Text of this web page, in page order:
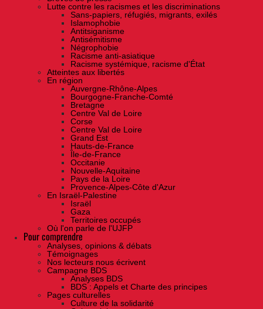
Lutte contre les racismes et les discriminations
Sans-papiers, réfugiés, migrants, exilés
Islamophobie
Antitsiganisme
Antisémitisme
Négrophobie
Racisme anti-asiatique
Racisme systémique, racisme d'État
Atteintes aux libertés
En région
Auvergne-Rhône-Alpes
Bourgogne-Franche-Comté
Bretagne
Centre Val de Loire
Corse
Centre Val de Loire
Grand Est
Hauts-de-France
Île-de-France
Occitanie
Nouvelle-Aquitaine
Pays de la Loire
Provence-Alpes-Côte d'Azur
En Israël-Palestine
Israël
Gaza
Territoires occupés
Où l'on parle de l'UJFP
Pour comprendre
Analyses, opinions & débats
Témoignages
Nos lecteurs nous écrivent
Campagne BDS
Analyses BDS
BDS : Appels et Charte des principes
Pages culturelles
Culture de la solidarité